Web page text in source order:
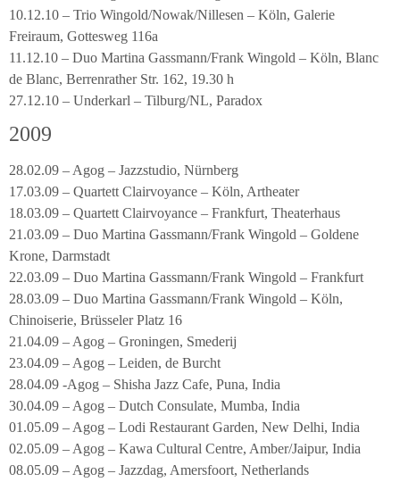
10.12.10 – Trio Wingold/Nowak/Nillesen – Köln, Galerie
Freiraum, Gottesweg 116a
11.12.10 – Duo Martina Gassmann/Frank Wingold – Köln, Blanc
de Blanc, Berrenrather Str. 162, 19.30 h
27.12.10 – Underkarl – Tilburg/NL, Paradox
2009
28.02.09 – Agog – Jazzstudio, Nürnberg
17.03.09 – Quartett Clairvoyance – Köln, Artheater
18.03.09 – Quartett Clairvoyance – Frankfurt, Theaterhaus
21.03.09 – Duo Martina Gassmann/Frank Wingold – Goldene
Krone, Darmstadt
22.03.09 – Duo Martina Gassmann/Frank Wingold – Frankfurt
28.03.09 – Duo Martina Gassmann/Frank Wingold – Köln,
Chinoiserie, Brüsseler Platz 16
21.04.09 – Agog – Groningen, Smederij
23.04.09 – Agog – Leiden, de Burcht
28.04.09 -Agog – Shisha Jazz Cafe, Puna, India
30.04.09 – Agog – Dutch Consulate, Mumba, India
01.05.09 – Agog – Lodi Restaurant Garden, New Delhi, India
02.05.09 – Agog – Kawa Cultural Centre, Amber/Jaipur, India
08.05.09 – Agog – Jazzdag, Amersfoort, Netherlands